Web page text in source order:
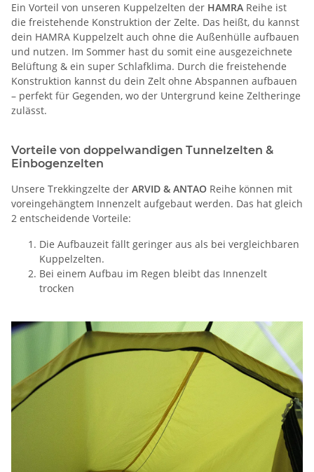
Ein Vorteil von unseren Kuppelzelten der HAMRA Reihe ist
die freistehende Konstruktion der Zelte. Das heißt, du kannst
dein HAMRA Kuppelzelt auch ohne die Außenhülle aufbauen
und nutzen. Im Sommer hast du somit eine ausgezeichnete
Belüftung & ein super Schlafklima. Durch die freistehende
Konstruktion kannst du dein Zelt ohne Abspannen aufbauen
– perfekt für Gegenden, wo der Untergrund keine Zeltheringe
zulässt.
Vorteile von doppelwandigen Tunnelzelten &
Einbogenzelten
Unsere Trekkingzelte der ARVID & ANTAO Reihe können mit
voreingehängtem Innenzelt aufgebaut werden. Das hat gleich
2 entscheidende Vorteile:
Die Aufbauzeit fällt geringer aus als bei vergleichbaren
Kuppelzelten.
Bei einem Aufbau im Regen bleibt das Innenzelt
trocken